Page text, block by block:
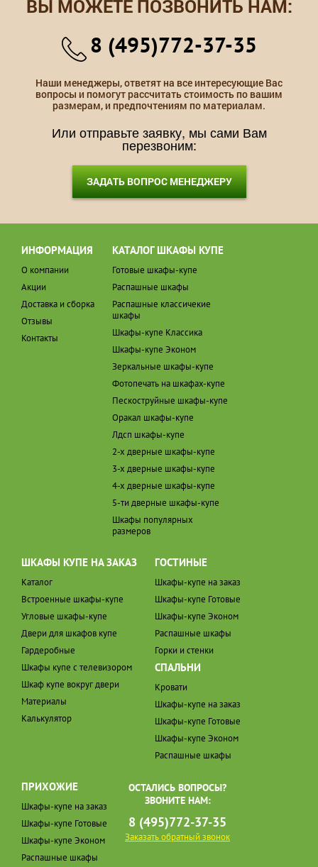
ВЫ МОЖЕТЕ ПОЗВОНИТЬ НАМ:
8 (495)772-37-35
Наши менеджеры, ответят на все интересующие Вас
вопросы и помогут рассчитать стоимость по вашим
размерам, и предпочтениям по материалам.
Или отправьте заявку, мы сами Вам
перезвоним:
ЗАДАТЬ ВОПРОС МЕНЕДЖЕРУ
ИНФОРМАЦИЯ
О компании
Акции
Доставка и сборка
Отзывы
Контакты
КАТАЛОГ ШКАФЫ КУПЕ
Готовые шкафы-купе
Распашные шкафы
Распашные классичекие
шкафы
Шкафы-купе Классика
Шкафы-купе Эконом
Зеркальные шкафы-купе
Фотопечать на шкафах-купе
Пескоструйные шкафы-купе
Оракал шкафы-купе
Лдсп шкафы-купе
2-х дверные шкафы-купе
3-х дверные шкафы-купе
4-х дверные шкафы-купе
5-ти дверные шкафы-купе
Шкафы популярных
размеров
ШКАФЫ КУПЕ НА ЗАКАЗ
Каталог
Встроенные шкафы-купе
Угловые шкафы-купе
Двери для шкафов купе
Гардеробные
Шкафы купе с телевизором
Шкаф купе вокруг двери
Материалы
Калькулятор
ГОСТИНЫЕ
Шкафы-купе на заказ
Шкафы-купе Готовые
Шкафы-купе Эконом
Распашные шкафы
Горки и стенки
СПАЛЬНИ
Кровати
Шкафы-купе на заказ
Шкафы-купе Готовые
Шкафы-купе Эконом
Распашные шкафы
ПРИХОЖИЕ
Шкафы-купе на заказ
Шкафы-купе Готовые
Шкафы-купе Эконом
Распашные шкафы
ОСТАЛИСЬ ВОПРОСЫ?
ЗВОНИТЕ НАМ:
8 (495)772-37-35
Заказать обратный звонок